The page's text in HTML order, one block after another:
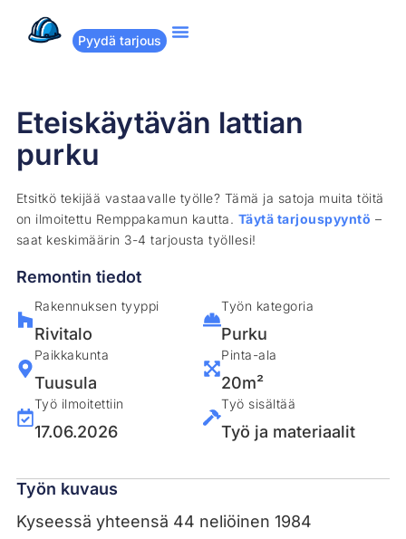
Pyydä tarjous
Eteiskäytävän lattian
purku
Etsitkö tekijää vastaavalle työlle? Tämä ja satoja muita töitä
on ilmoitettu Remppakamun kautta. Täytä tarjouspyyntö –
saat keskimäärin 3-4 tarjousta työllesi!
Remontin tiedot
Rakennuksen tyyppi
Rivitalo
Paikkakunta
Tuusula
Työ ilmoitettiin
17.06.2026
Työn kategoria
Purku
Pinta-ala
20m²
Työ sisältää
Työ ja materiaalit
Työn kuvaus
Kyseessä yhteensä 44 neliöinen 1984